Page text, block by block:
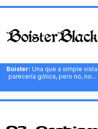
Boister: Una que a simple vista
parecería gótica, pero no, no...